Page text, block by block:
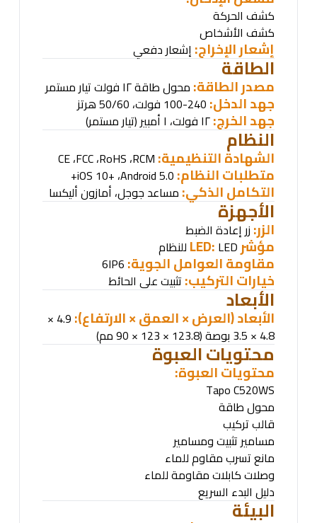
كشف الحركة
كشف الأشخاص
إشعار الإخراج: إشعار دفعي
الطاقة
مصدر الطاقة: محول طاقة ١٢ فولت تيار مستمر
جهد الدخل:
جهد الخرج:١٢ فولت، ١ أمبير (تيار مستمر)
النظام
الشهادة التنظيمية: ،FCC،RoHS ،RCM
متطلبات النظام: ،Android 5.0+
التكامل الذكي:مساعد جوجل، أمازون أليكسا
الأجهزة
الزر: زر إعادة الضبط
مؤشرLED:
LED للنظام
مقاومة العوامل الجوية:
6
خيارات التركيب: تثبيت على الحائط
الأبعاد
الأبعاد (العرض × العمق × الارتفاع):
4.9 ×
4.8 × 3.5 بوصة (123.8 × 123 × 90 مم)
محتويات العبوة
محتويات العبوة:
Tapo C520WS
محول طاقة
قالب تركيب
مسامير تثبيت ومسامير
مانع تسرب مقاوم للماء
وصلات كابلات مقاومة للماء
دليل البدء السريع
البيئة